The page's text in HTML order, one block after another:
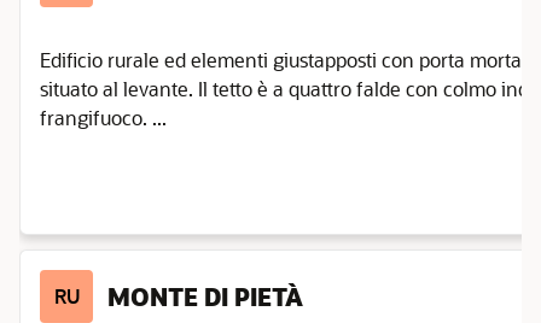
Edificio rurale ed elementi giustapposti con porta morta
situato al levante. Il tetto è a quattro falde con colmo
frangifuoco. ...
RU MONTE DI PIETÀ